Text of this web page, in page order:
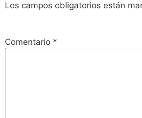
Los campos obligatorios están
Comentario *